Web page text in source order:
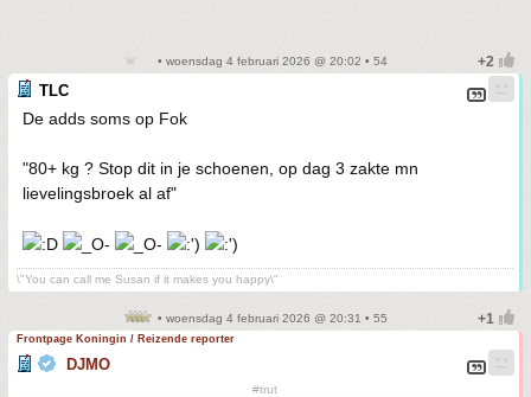
• woensdag 4 februari 2026 @ 20:02 • 54
TLC
De adds soms op Fok
"80+ kg ? Stop dit in je schoenen, op dag 3 zakte mn
lievelingsbroek al af"
\"You can call me Susan if it makes you happy\"
• woensdag 4 februari 2026 @ 20:31 • 55
Frontpage Koningin / Reizende reporter
DJMO
#trut